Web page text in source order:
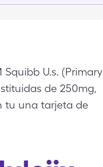
U.s. (Primary
de 250mg,
tu una tarjeta de